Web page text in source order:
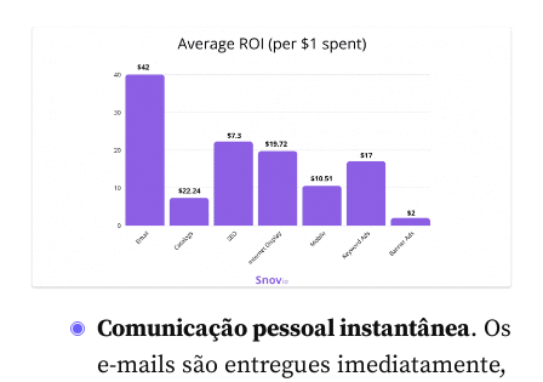
Comunicação pessoal instantânea. Os
e-mails são entregues imediatamente,